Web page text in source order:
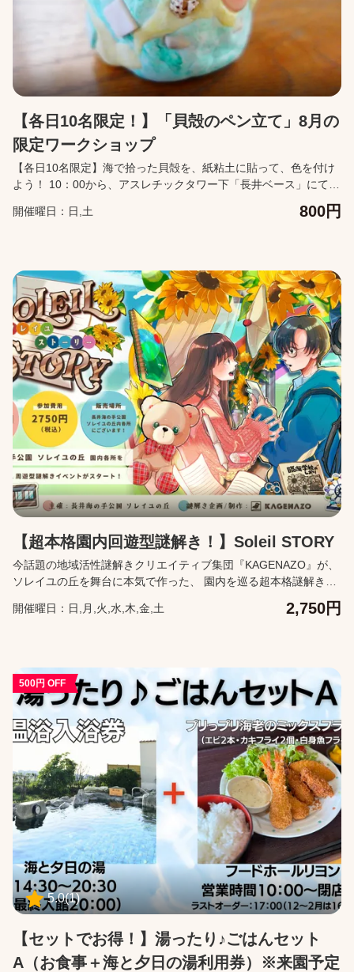
【各日10名限定！】「貝殻のペン立て」8月の
限定ワークショップ
【各日10名限定】海で拾った貝殻を、紙粘土に貼って、色を付け
よう！ 10：00から、アスレチックタワー下「長井ベース」にてい
ったんお預かりし、当日中にお持ち帰りいただきます。ニスはご
形となり、当日すぐにご利用いただけることを保証する内容では
ございません。 当日の混雑状況によっては、お待ちいただく場合
がございますので、ご了承ください。 【購入に関して】 カレンダ
ーより来園予定日を指定して購入ください。 チケットの購入をキ
ャンセルしたい場合は、来園予定日の前日11:59まで無料でキャン
セルが可能です。 キャンセルは、購入後に届くメールの「マイペ
ージ」から行ってください。
開催曜日：日,土 800円
【超本格園内回遊型謎解き！】Soleil STORY
今話題の地域活性謎解きクリエイティブ集団『KAGENAZO』が、
ソレイユの丘を舞台に本気で作った、 園内を巡る超本格謎解きイ
ベント！あなたは、ソレイユ史上最大の謎解きを見事クリアでき
るか？ --【あらすじ】-- 僕の名前はハルト。臨海学校でソレイユ
ように言われた。 いつものことだから慣れっこだけど、暇だな
あ…。 ふと足元を見ると、一通の封筒。中には手紙が入ってい
ね。 生まれつき体が弱くて、ずっと入院しているの。 もし、この
手紙を拾ってくれた人がいたら、謎を解いて答えを送ってほし
い。』 一通の手紙は運命の分岐点。『謎』でつながるソレイユ物
語。 -------------------------- 【所要時間】 ・約180分 ・謎解き体
験中に、園内のアトラクションや飲食店を楽しむことも可能で
す。（チケットには含まれておりません） 【推奨年齢】 ・9歳以
上 【注意事項】 ・ご来園後、スタッフが謎解きキットと引き換え
ます。チケット画面をご提示ください。 ・引き換え場所は、エン
トランス事務所・GOGOカート受付・長井ベースの3か所です。
【チケットが無効となる場合】 ・お客様ご自身でチケット画面
【利用開始】を押下した場合 ・有効な日時を過ぎた場合 【購入に
関して】 ・カレンダーより来園予定日を指定して購入ください。
・このチケットは当日限り有効です。 ・キャンセルは、購入後に
届くメールの「マイページ」から行ってください。 ・お客様都合
でのキャンセルにつきましては、下記キャンセルポリシーに準じ
開催曜日：日,月,火,水,木,金,土 2,750円
500円 OFF
5.0(1)
【セットでお得！】湯ったり♪ごはんセット
A（お食事＋海と夕日の湯利用券）※来園予定